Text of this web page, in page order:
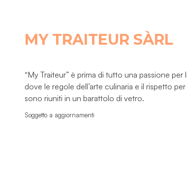
MY TRAITEUR SÀRL
“My Traiteur” è prima di tutto una passione
dove le regole dell’arte culinaria e il rispetto
sono riuniti in un barattolo di vetro.
Soggetto a aggiornamenti